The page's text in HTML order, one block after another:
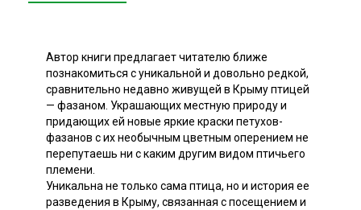
Автор книги предлагает читателю ближе
познакомиться с уникальной и довольно редкой,
сравнительно недавно живущей в Крыму птицей
— фазаном. Украшающих местную природу и
придающих ей новые яркие краски петухов-
фазанов с их необычным цветным оперением не
перепутаешь ни с каким другим видом птичьего
племени.
Уникальна не только сама птица, но и история ее
разведения в Крыму, связанная с посещением и